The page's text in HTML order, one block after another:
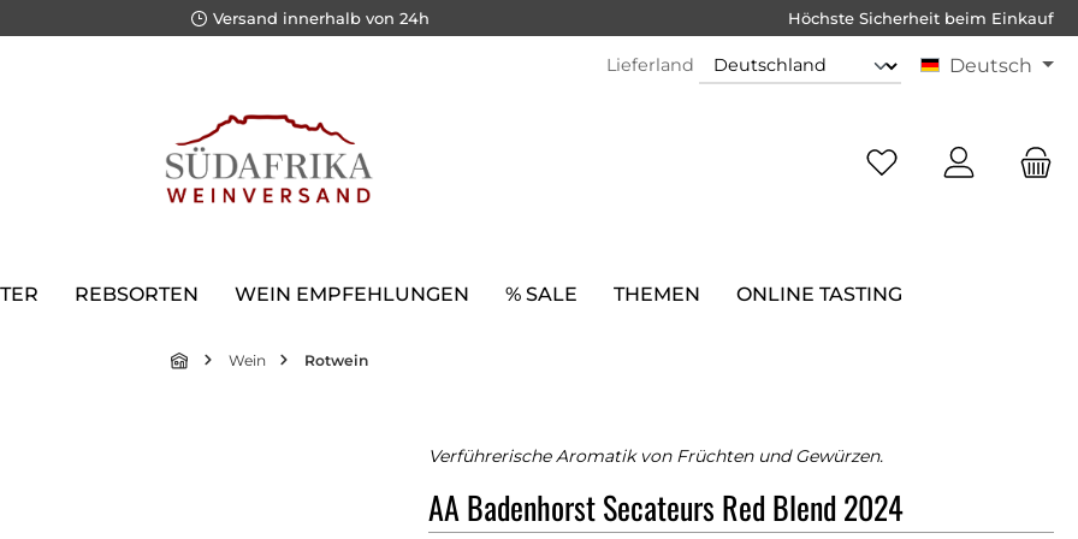
Versand innerhalb von 24h Höchste Sicherheit beim Einkauf
Lieferland Deutsch
REBSORTEN WEIN EMPFEHLUNGEN % SALE THEMEN ONLINE TASTING
Wein Rotwein
Verführerische Aromatik von Früchten und Gewürzen.
AA Badenhorst Secateurs Red Blend 2024